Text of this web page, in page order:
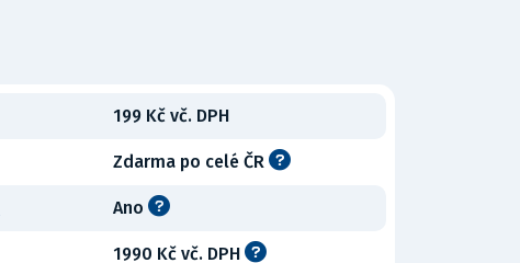
199 Kč vč. DPH
Zdarma po celé ČR
Ano
1990 Kč vč. DPH